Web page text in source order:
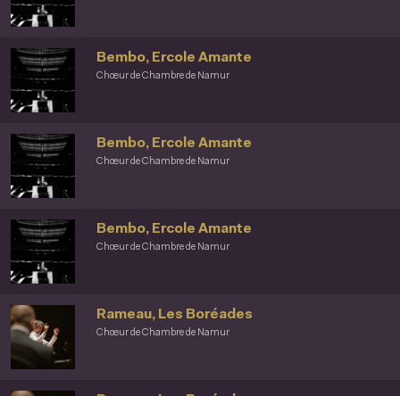
Chœur de Chambre de Namur
Bembo, Ercole Amante
Chœur de Chambre de Namur
Bembo, Ercole Amante
Chœur de Chambre de Namur
Bembo, Ercole Amante
Chœur de Chambre de Namur
Rameau, Les Boréades